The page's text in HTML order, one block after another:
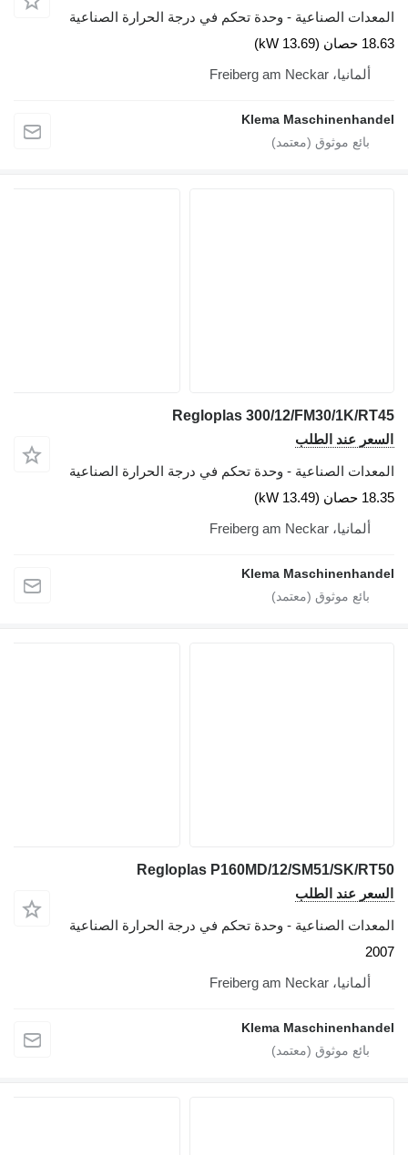
المعدات الصناعية - وحدة تحكم في درجة الحرارة الصناعية
18.63 حصان (13.69 kW)
ألمانيا، Freiberg am Neckar
Klema Maschinenhandel
Regloplas 300/12/FM30/1K/RT45
السعر عند الطلب
المعدات الصناعية - وحدة تحكم في درجة الحرارة الصناعية
18.35 حصان (13.49 kW)
ألمانيا، Freiberg am Neckar
Klema Maschinenhandel
Regloplas P160MD/12/SM51/SK/RT50
السعر عند الطلب
المعدات الصناعية - وحدة تحكم في درجة الحرارة الصناعية
2007
ألمانيا، Freiberg am Neckar
Klema Maschinenhandel